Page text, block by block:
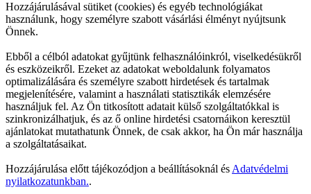
Hozzájárulásával sütiket (cookies) és egyéb technológiákat
használunk, hogy személyre szabott vásárlási élményt nyújtsunk
Önnek.
Ebből a célból adatokat gyűjtünk felhasználóinkról, viselkedésükről
és eszközeikről. Ezeket az adatokat weboldalunk folyamatos
optimalizálására és személyre szabott hirdetések és tartalmak
megjelenítésére, valamint a használati statisztikák elemzésére
használjuk fel. Az Ön titkosított adatait külső szolgáltatókkal is
szinkronizálhatjuk, és az ő online hirdetési csatornáikon keresztül
ajánlatokat mutathatunk Önnek, de csak akkor, ha Ön már használja
a szolgáltatásaikat.
Hozzájárulása előtt tájékozódjon a beállításoknál ésAdatvédelmi
nyilatkozatunkban..